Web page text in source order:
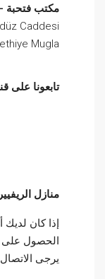
مكتب فتحبة
Caddesi
Mugla
تابعونا على
منازل
إذا كان
الحصول على
يرجى